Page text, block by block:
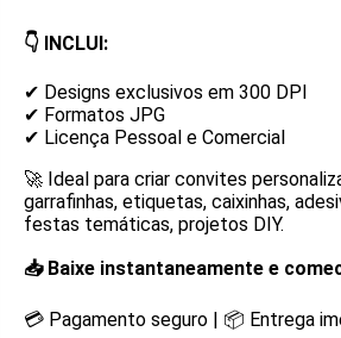
👇 INCLUI:
✔ Designs exclusivos em 300 DPI
✔ Formatos JPG
✔ Licença Pessoal e Comercial
🚀 Ideal para criar convites
garrafinhas, etiquetas, caixinhas,
festas temáticas, projetos DIY.
📥 Baixe instantaneamente e
💳 Pagamento seguro | 📦 Entrega